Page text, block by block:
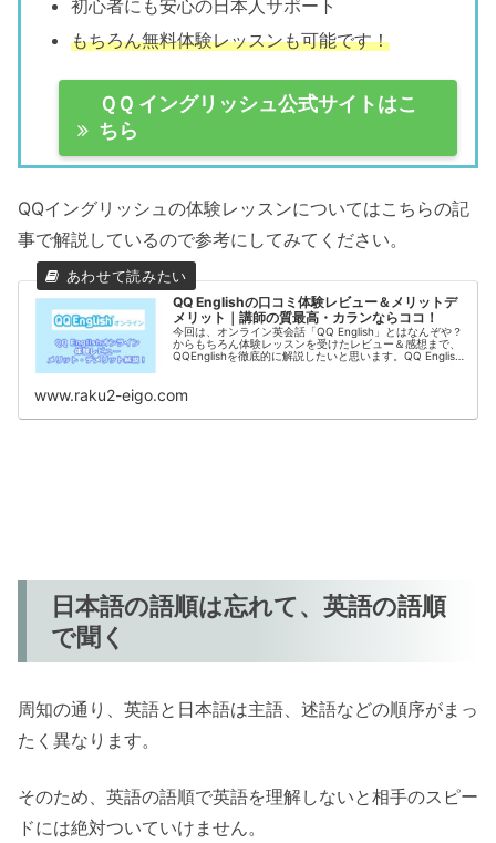
初心者にも安心の日本人サポート
もちろん無料体験レッスンも可能です！
ＱＱ イングリッシュ公式サイトはこ
ちら
QQイングリッシュの体験レッスンについてはこちらの記
事で解説しているので参考にしてみてください。
QQ Englishの口コミ体験レビュー＆メリットデ
メリット｜講師の質最高・カランならココ！
今回は、オンライン英会話「QQ English」とはなんぞや？
からもちろん体験レッスンを受けたレビュー＆感想まで、
QQEnglishを徹底的に解説したいと思います。QQ English
www.raku2-eigo.com
日本語の語順は忘れて、英語の語順
で聞く
周知の通り、英語と日本語は主語、述語などの順序がまっ
たく異なります。
そのため、英語の語順で英語を理解しないと相手のスピー
ドには絶対ついていけません。